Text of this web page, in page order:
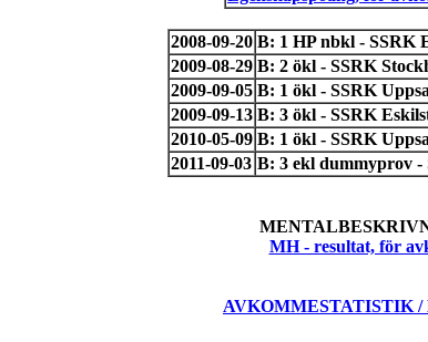
2008-09-20 B: 1 HP nbkl - SSRK
2009-08-29 B: 2 ökl - SSRK
2009-09-05 B: 1 ökl - SSRK
2009-09-13 B: 3 ökl - SSRK
2010-05-09 B: 1 ökl - SSRK
2011-09-03 B: 3 ekl dummyprov -
MH - resultat, för
AVKOMMESTATISTIK